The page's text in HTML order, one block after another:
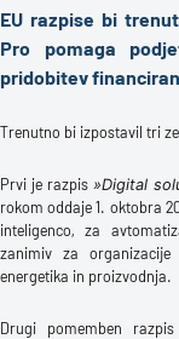
EU razpise bi
Pro pomaga
pridobitev
Trenutno bi izpostavil tri
Prvi je razpis »Digital
rokom oddaje 1. oktobra
inteligenco, za
zanimiv za
energetika in proizvodnja.
Drugi pomemben